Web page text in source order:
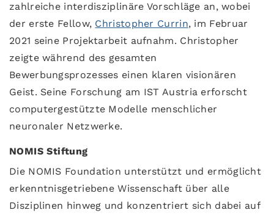
zahlreiche interdisziplinäre Vorschläge an, wobei
der erste Fellow, Christopher Currin, im Februar
2021 seine Projektarbeit aufnahm. Christopher
zeigte während des gesamten
Bewerbungsprozesses einen klaren visionären
Geist. Seine Forschung am IST Austria erforscht
computergestützte Modelle menschlicher
neuronaler Netzwerke.
NOMIS Stiftung
Die NOMIS Foundation unterstützt und ermöglicht
erkenntnisgetriebene Wissenschaft über alle
Disziplinen hinweg und konzentriert sich dabei auf